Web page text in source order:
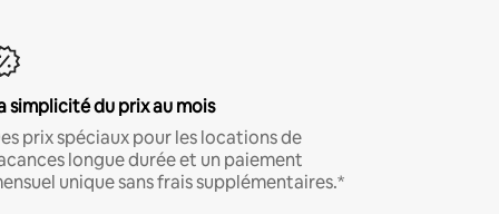
simplicité du prix au mois
prix spéciaux pour les locations de
longue durée et un paiement
unique sans frais supplémentaires.*